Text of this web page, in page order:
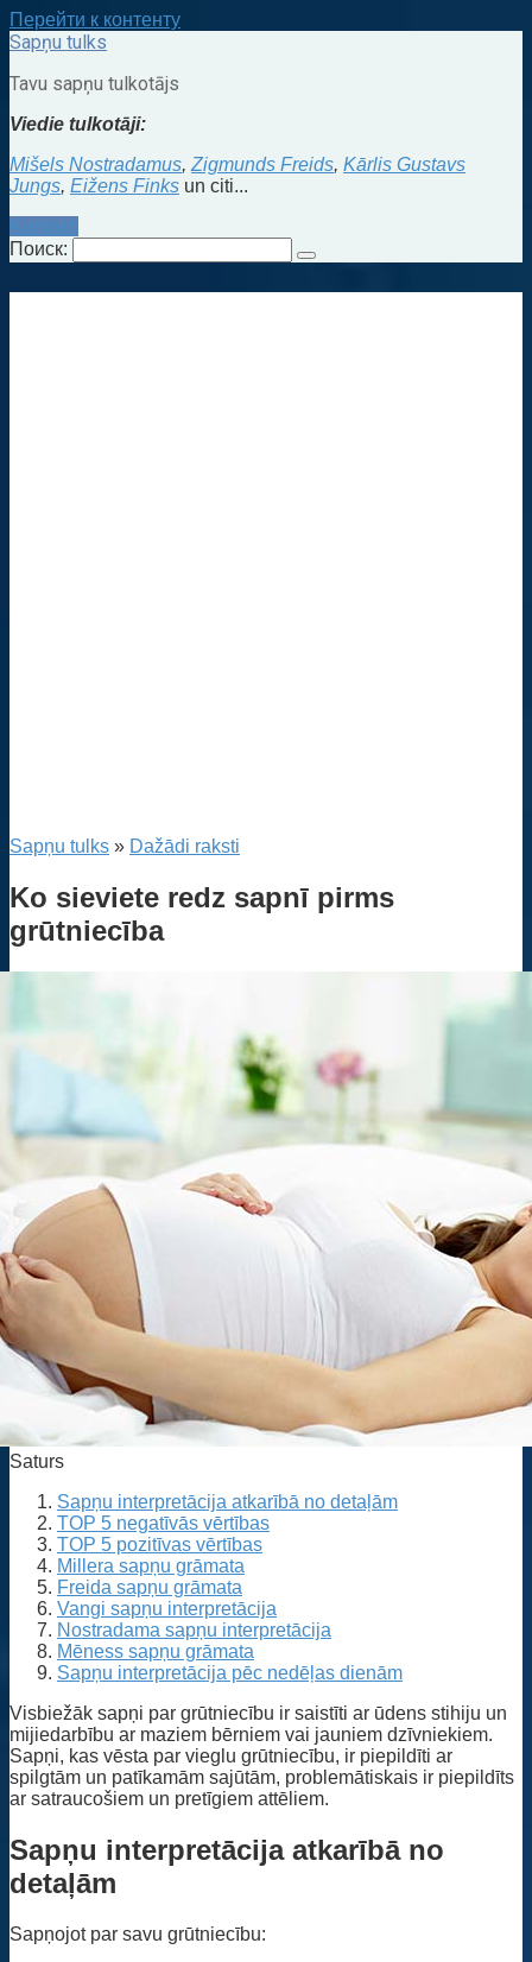
Перейти к контенту
Sapņu tulks
Tavu sapņu tulkotājs
Viedie tulkotāji:
Mišels Nostradamus, Zigmunds Freids, Kārlis Gustavs
Jungs, Eižens Finks un citi...
Kontakti
Поиск:
Sapņu tulks » Dažādi raksti
Ko sieviete redz sapnī pirms
grūtniecība
Saturs
Sapņu interpretācija atkarībā no detaļām
TOP 5 negatīvās vērtības
TOP 5 pozitīvas vērtības
Millera sapņu grāmata
Freida sapņu grāmata
Vangi sapņu interpretācija
Nostradama sapņu interpretācija
Mēness sapņu grāmata
Sapņu interpretācija pēc nedēļas dienām
Visbiežāk sapņi par grūtniecību ir saistīti ar ūdens stihiju un
mijiedarbību ar maziem bērniem vai jauniem dzīvniekiem.
Sapņi, kas vēsta par vieglu grūtniecību, ir piepildīti ar
spilgtām un patīkamām sajūtām, problemātiskais ir piepildīts
ar satraucošiem un pretīgiem attēliem.
Sapņu interpretācija atkarībā no
detaļām
Sapņojot par savu grūtniecību: